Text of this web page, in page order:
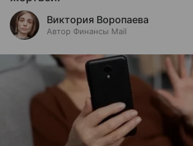
Виктория Воропаева
Автор Финансы Mail